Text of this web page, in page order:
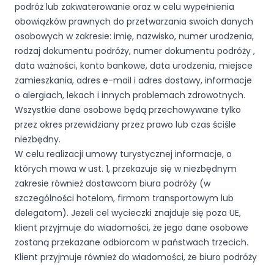
podróż lub zakwaterowanie oraz w celu wypełnienia
obowiązków prawnych do przetwarzania swoich danych
osobowych w zakresie: imię, nazwisko, numer urodzenia,
rodzaj dokumentu podróży, numer dokumentu podróży ,
data ważności, konto bankowe, data urodzenia, miejsce
zamieszkania, adres e-mail i adres dostawy, informacje
o alergiach, lekach i innych problemach zdrowotnych.
Wszystkie dane osobowe będą przechowywane tylko
przez okres przewidziany przez prawo lub czas ściśle
niezbędny.
W celu realizacji umowy turystycznej informacje, o
których mowa w ust. 1, przekazuje się w niezbędnym
zakresie również dostawcom biura podróży (w
szczególności hotelom, firmom transportowym lub
delegatom). Jeżeli cel wycieczki znajduje się poza UE,
klient przyjmuje do wiadomości, że jego dane osobowe
zostaną przekazane odbiorcom w państwach trzecich.
Klient przyjmuje również do wiadomości, że biuro podróży